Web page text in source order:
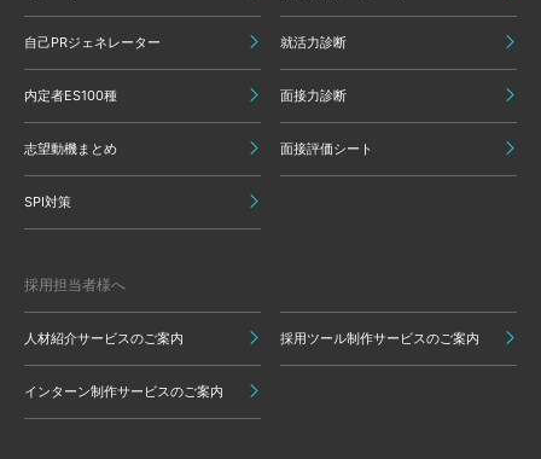
自己PRジェネレーター 就活力診断
内定者ES100種 面接力診断
志望動機まとめ 面接評価シート
SPI対策
採用担当者様へ
人材紹介サービスのご案内 採用ツール制作サービスのご案内
インターン制作サービスのご案内